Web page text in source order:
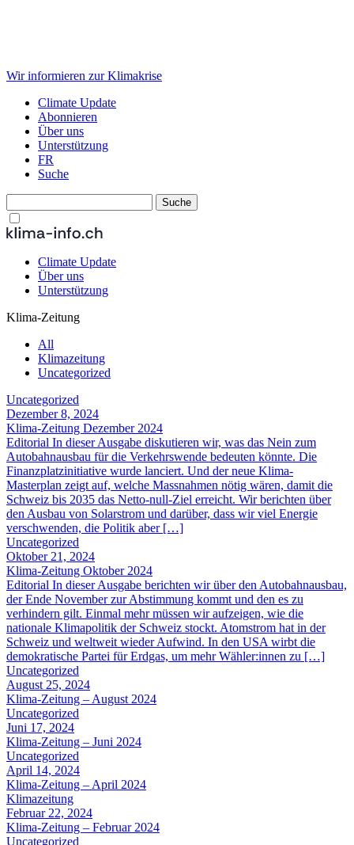
Wir informieren zur Klimakrise
Climate Update
Abonnieren
Über uns
Unterstützung
FR
Suche
Climate Update
Über uns
Unterstützung
Klima-Zeitung
All
Klimazeitung
Uncategorized
Uncategorized
Dezember 8, 2024
Klima-Zeitung Dezember 2024
Editorial In dieser Ausgabe diskutieren wir, was das Nein zum
Autobahnausbau für die Verkehrswende bedeuten könnte. Die
Finanzplatzinitiative wurde lanciert. Und der neue Klima-
Masterplan zeigt auf, welche Massnahmen nötig wären, damit die
Schweiz bis 2035 das Netto-null-Ziel erreicht. Wir berichten über
den Ausbau von Solarstrom und darüber, dass wir viel Energie
verschwenden, die Politik aber […]
Uncategorized
Oktober 21, 2024
Klima-Zeitung Oktober 2024
Editorial In dieser Ausgabe berichten wir über den Autobahnausbau,
der Ende November zur Abstimmung kommt und den es zu
verhindern gilt. Einmal mehr müssen wir aufzeigen, wie die
nationale Klimapolitik der Schweiz stockt. Atomstrom hat in der
Schweiz und weltweit wieder Aufwind. In den USA wirbt die
demokratische Partei für Erdgas, um mehr Wähler:innen zu […]
Uncategorized
August 25, 2024
Klima-Zeitung – August 2024
Uncategorized
Juni 17, 2024
Klima-Zeitung – Juni 2024
Uncategorized
April 14, 2024
Klima-Zeitung – April 2024
Klimazeitung
Februar 22, 2024
Klima-Zeitung – Februar 2024
Uncategorized